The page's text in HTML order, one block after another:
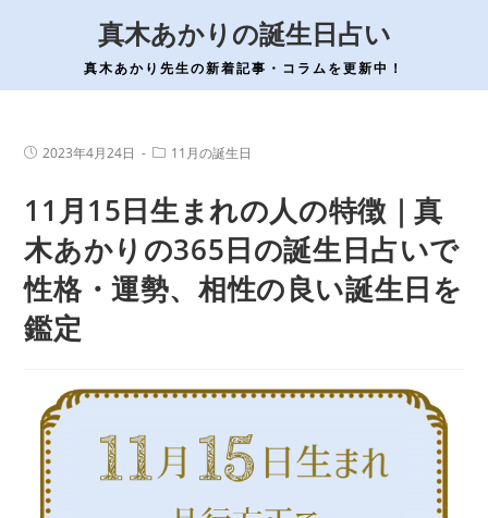
ン
真木あかりの誕生日占い
真木あかり先生の新着記事・コラムを更新中！
投
開
日:
2023年4月24日
投
テ
ゴ
ー:
11月の誕生日
11月15日生まれの人の特徴｜真
木あかりの365日の誕生日占いで
性格・運勢、相性の良い誕生日を
鑑定